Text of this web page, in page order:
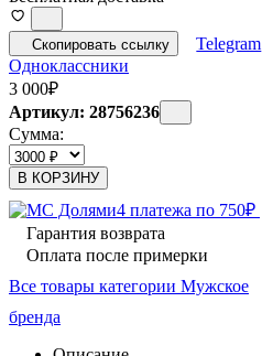
Скопировать ссылку Telegram
Одноклассники
3 000₽
Артикул: 28756236
Сумма:
В КОРЗИНУ
4 платежа по 750₽
Гарантия возврата
Оплата после примерки
Все товары категории Мужское
бренда